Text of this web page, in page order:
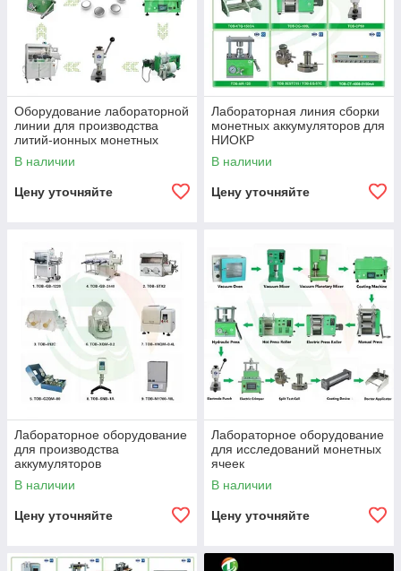
Оборудование лабораторной
линии для производства
литий-ионных монетных
ячеек для научно-
исследовательских задач
В наличии
Цену уточняйте
Лабораторная линия сборки
монетных аккумуляторов для
НИОКР
В наличии
Цену уточняйте
Лабораторное оборудование
для производства
аккумуляторов
В наличии
Цену уточняйте
Лабораторное оборудование
для исследований монетных
ячеек
В наличии
Цену уточняйте